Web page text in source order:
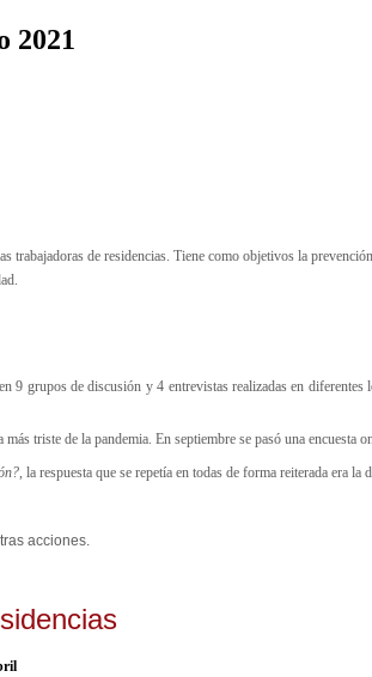
2021
trabajadoras de residencias. Tiene como objetivos la
9 grupos de discusión y 4 entrevistas realizadas en diferentes
triste de la pandemia. En septiembre se pasó una encuesta
, la respuesta que se repetía en todas de forma reiterada era la
acciones.